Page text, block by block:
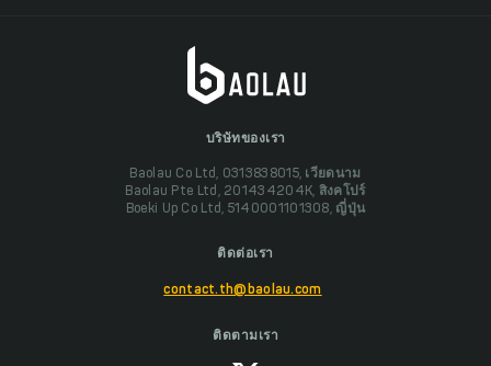
บริษัทของเรา
Baolau Co Ltd, 0313838015, เวียดนาม
Baolau Pte Ltd, 201434204K, สิงคโปร์
Boeki Up Co Ltd, 5140001101308, ญี่ปุ่น
ติดต่อเรา
contact.th@baolau.com
ติดตามเรา